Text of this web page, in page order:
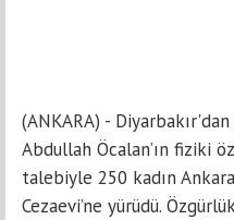
(ANKARA) -
Abdullah Öcalan’ın fiziki
talebiyle 250 kadın
Cezaevi’ne yürüdü.